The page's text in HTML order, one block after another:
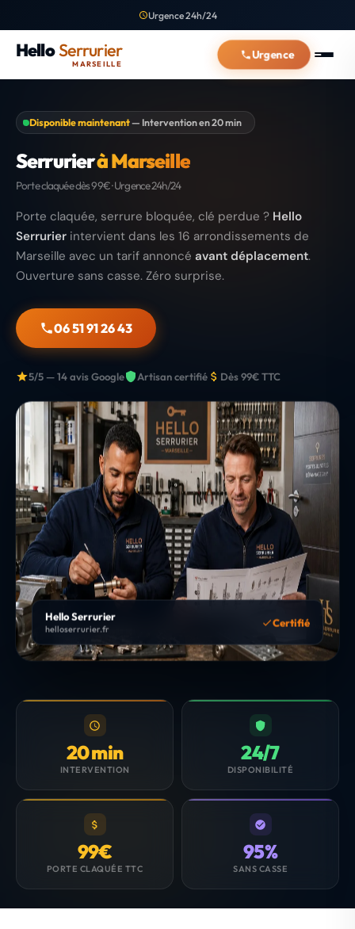
Urgence 24h/24
HelloSerrurier
MARSEILLE
Urgence
Disponible maintenant— Intervention en 20 min
Serrurierà Marseille
Porte claquée dès 99€ · Urgence 24h/24
Porte claquée, serrure bloquée, clé perdue ? Hello
Serrurier intervient dans les 16 arrondissements de
Marseille avec un tarif annoncé avant déplacement.
Ouverture sans casse. Zéro surprise.
06 51 91 26 43
5/5 — 14 avis Google Artisan certifié Dès 99€ TTC
Hello Serrurier
helloserrurier.fr
Certifié
20 min
INTERVENTION
24/7
DISPONIBILITÉ
99€
PORTE CLAQUÉE TTC
95%
SANS CASSE